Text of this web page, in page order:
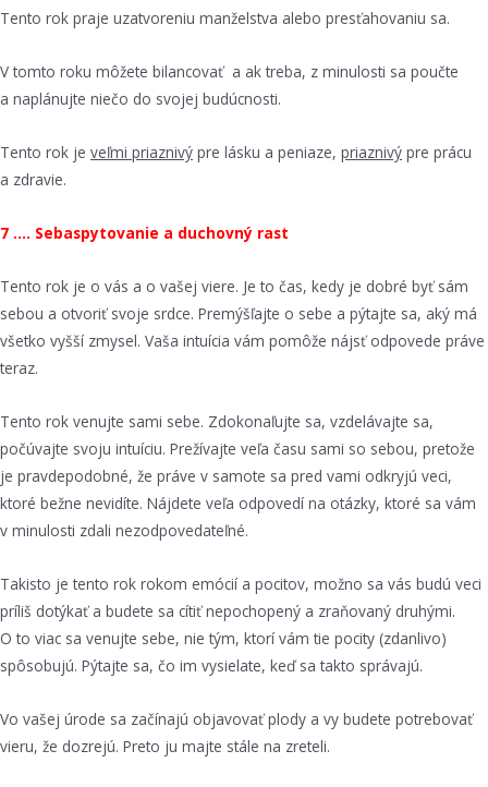
Tento rok praje uzatvoreniu manželstva alebo presťahovaniu sa.
V tomto roku môžete bilancovať a ak treba, z minulosti sa poučte
a naplánujte niečo do svojej budúcnosti.
Tento rok je veľmi priaznivý pre lásku a peniaze, priaznivý pre prácu
a zdravie.
7 …. Sebaspytovanie a duchovný rast
Tento rok je o vás a o vašej viere. Je to čas, kedy je dobré byť sám
sebou a otvoriť svoje srdce. Premýšľajte o sebe a pýtajte sa, aký má
všetko vyšší zmysel. Vaša intuícia vám pomôže nájsť odpovede práve
teraz.
Tento rok venujte sami sebe. Zdokonaľujte sa, vzdelávajte sa,
počúvajte svoju intuíciu. Prežívajte veľa času sami so sebou, pretože
je pravdepodobné, že práve v samote sa pred vami odkryjú veci,
ktoré bežne nevidíte. Nájdete veľa odpovedí na otázky, ktoré sa vám
v minulosti zdali nezodpovedateľné.
Takisto je tento rok rokom emócií a pocitov, možno sa vás budú veci
príliš dotýkať a budete sa cítiť nepochopený a zraňovaný druhými.
O to viac sa venujte sebe, nie tým, ktorí vám tie pocity (zdanlivo)
spôsobujú. Pýtajte sa, čo im vysielate, keď sa takto správajú.
Vo vašej úrode sa začínajú objavovať plody a vy budete potrebovať
vieru, že dozrejú. Preto ju majte stále na zreteli.